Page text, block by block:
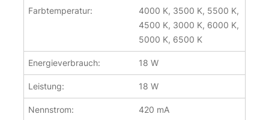
Farbtemperatur:
4000 K, 3500 K, 5500 K,
4500 K, 3000 K, 6000 K,
5000 K, 6500 K
Energieverbrauch: 18 W
Leistung: 18 W
Nennstrom: 420 mA